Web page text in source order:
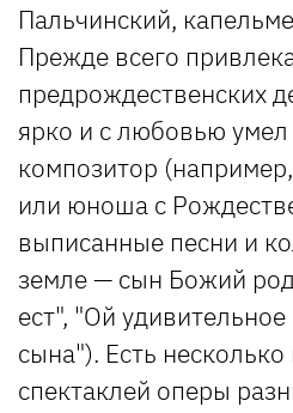
Пальчинский,
Прежде всего
предрождественских
ярко и с любовью
композитор
или юноша с
выписанные песни и
земле — сын Божий
ест", "Ой
сына"). Есть
спектаклей оперы